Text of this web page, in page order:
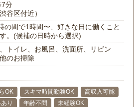
7分
谷区付近）
の間で1時間〜、好きな日に働くこと
。(候補の日時から選択)
トイレ、お風呂、洗面所、リビン
のお掃除
OK スキマ時間勤務OK
高収入可能
り 年齢不問
未経験OK